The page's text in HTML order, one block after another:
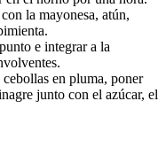
la mayonesa, atún,
e integrar a la
en pluma, poner
junto con el azúcar, el